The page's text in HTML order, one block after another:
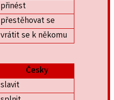
přinést
přestěhovat se
vrátit se k někomu
Česky
slavit